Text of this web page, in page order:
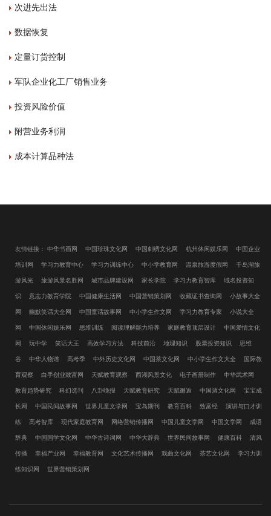
次进先出法
数据恢复
定量订货控制
军队企业化工厂销售业务
投资风险价值
附营业务利润
成本计算品种法
友情链接： 中华书画网 中国珍珠文化网 中国刺绣文化网 杭州休闲娱乐网 中国企业
培训网 学习力教育中心 学习力训练中心 中小学教育网 温泉旅游度假网 千岛湖旅
游风光 旅游风景名胜网 城市品牌建设网 家长学院 学习力教育智库 域名投资知
识 意志力教育学院 中国健康生活网 中国营销策划网 收藏证书查询网 小故事大全
网 幽默笑话大全网 中国童话故事网 中小学生作文网 学习力教育专家 小说大全
网 中国休闲娱乐网 思维训练 阅读理解能力培养 家庭教育顶层设计 中国爱情文化
网 玩中学 笑话大王 高效学习方法 科技前沿 地理知识 股票投资知识 思维
谷 中华人物谱 高考季 中外历史文化网 中国茶文化网 中小学生作文大全 国际教
育观察 白手创业致富网 天赋教育观察 西湖风景文化 电子画册制作 中华武术网
教育趋势研究 科幻选刊 八卦晚报 天赋教育研究 天赋邂逅 中国酒文化网 宝宝成
长网 中国民间故事网 世界儿童文学网 宝岛期刊 教育百科 致富经 演讲与口才训
练 高考智库 现代家庭教育网 网络营销传播网 中国儿童文学网 中国文学网 成语
辞典 中国国学文化网 中华古诗词网 中华大辞典 世界民间故事网 健康百科 清风
传播 幸福产业网 幸福教育网 文化艺术传播网 戏曲文化网 茶艺文化网 学习力训
练知识网 世界营销策划网